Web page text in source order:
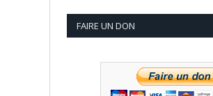
FAIRE UN DON